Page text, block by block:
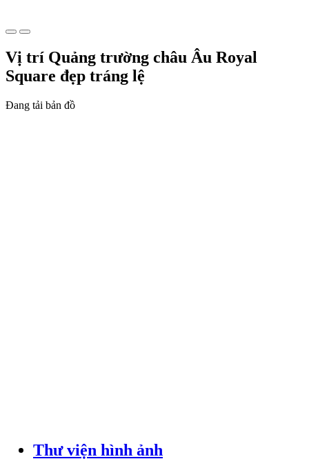
Vị trí Quảng trường châu Âu Royal
Square đẹp tráng lệ
Đang tải bản đồ
Thư viện hình ảnh